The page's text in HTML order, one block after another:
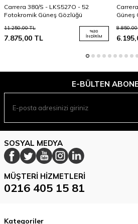
Carrera 380/S - LKS527O - 52
Fotokromik Güneş Gözlüğü
11.250,00TL
7.875,00 TL
%30
İNDIRIM
Güneş
8.850,00
E-BÜLTEN
SOSYAL MEDYA
MÜŞTERI HIZMETLERI
0216 405 15 81
Kategoriler